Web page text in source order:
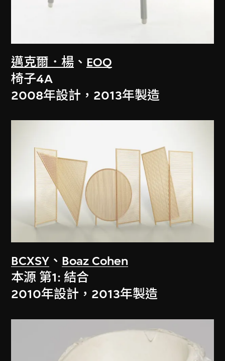
邁克爾．楊 、 EOQ
椅子4A
2008年設計，2013年製造
BCXSY 、 Boaz Cohen
本源 第1: 結合
2010年設計，2013年製造